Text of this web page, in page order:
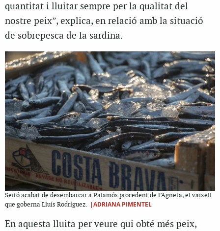
quantitat i lluitar sempre per la qualitat del
nostre peix”, explica, en relació amb la situació
de sobrepesca de la sardina.
Seitó acabat de desembarcar a Palamós procedent de l’Agneta, el vaixell
que goberna Lluís Rodríguez. |ADRIANA PIMENTEL
En aquesta lluita per veure qui obté més peix,